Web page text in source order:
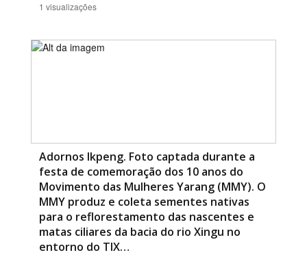
1 visualizações
Adornos Ikpeng. Foto captada durante a
festa de comemoração dos 10 anos do
Movimento das Mulheres Yarang (MMY). O
MMY produz e coleta sementes nativas
para o reflorestamento das nascentes e
matas ciliares da bacia do rio Xingu no
entorno do TIX…